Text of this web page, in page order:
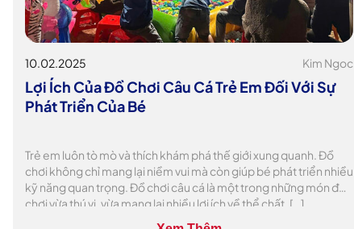
10.02.2025 Kim Ngoc
Lợi Ích Của Đồ Chơi Câu Cá Trẻ Em Đối Với Sự
Phát Triển Của Bé
Trẻ em luôn tò mò và thích khám phá thế giới xung quanh. Đồ
chơi không chỉ mang lại niềm vui mà còn giúp bé phát triển nhiều
kỹ năng quan trọng. Đồ chơi câu cá là một trong những món đồ
chơi vừa thú vị, vừa mang lại nhiều lợi ích về thể chất, […]